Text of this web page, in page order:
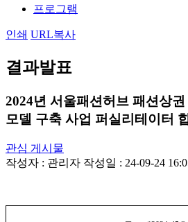
프로그램
인쇄 URL복사
결과발표
2024년 서울패션허브 패션상
모델 구축 사업 퍼실리테이터
관심 게시물
작성자 : 관리자 작성일 : 24-09-24